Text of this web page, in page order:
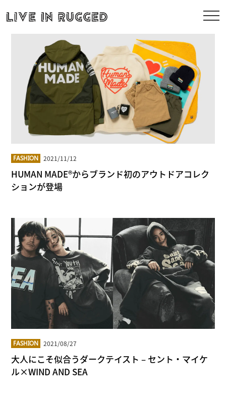
FASHION 2021/11/12
HUMAN MADE®からブランド初のアウトドアコレク
ションが登場
FASHION 2021/08/27
大人にこそ似合うダークテイスト – セント・マイケ
ル×WIND AND SEA